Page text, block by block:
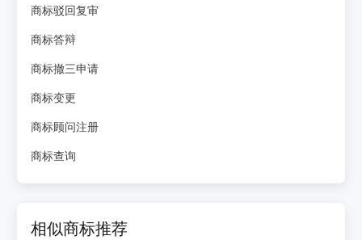
商标驳回复审
商标答辩
商标撤三申请
商标变更
商标顾问注册
商标查询
相似商标推荐